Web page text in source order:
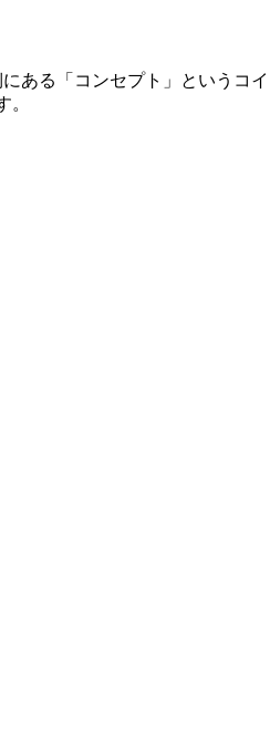
ある「コンセプト」というコ
。